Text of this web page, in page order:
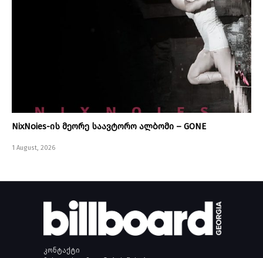
NixNoies-ის მეორე საავტორო ალბომი – GONE
1 August, 2026
კონტაქტი